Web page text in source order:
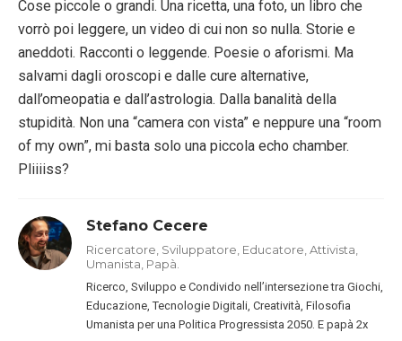
Cose piccole o grandi. Una ricetta, una foto, un libro che
vorrò poi leggere, un video di cui non so nulla. Storie e
aneddoti. Racconti o leggende. Poesie o aforismi. Ma
salvami dagli oroscopi e dalle cure alternative,
dall’omeopatia e dall’astrologia. Dalla banalità della
stupidità. Non una “camera con vista” e neppure una “room
of my own”, mi basta solo una piccola echo chamber.
Pliiiiss?
Stefano Cecere
Ricercatore, Sviluppatore, Educatore, Attivista,
Umanista, Papà.
Ricerco, Sviluppo e Condivido nell’intersezione tra Giochi,
Educazione, Tecnologie Digitali, Creatività, Filosofia
Umanista per una Politica Progressista 2050. E papà 2x